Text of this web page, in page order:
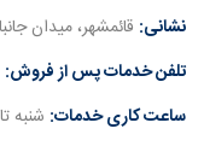
نشانی: قائمشهر، میدان
تلفن خدمات پس از فروش:
ساعت کاری خدمات: شنبه تا